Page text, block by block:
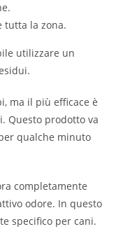
tutta la zona.
utilizzare un
ma il più efficace è
Questo prodotto va
qualche minuto
completamente
odore. In questo
specifico per cani.